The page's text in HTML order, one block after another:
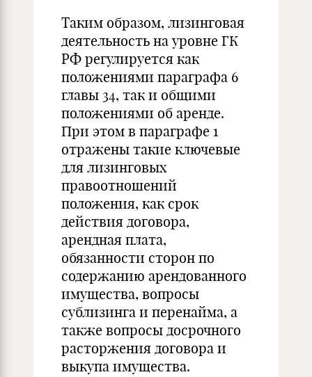
Таким образом, лизинговая
деятельность на уровне ГК
РФ регулируется как
положениями параграфа 6
главы 34, так и общими
положениями об аренде.
При этом в параграфе 1
отражены такие ключевые
для лизинговых
правоотношений
положения, как срок
действия договора,
арендная плата,
обязанности сторон по
содержанию арендованного
имущества, вопросы
сублизинга и перенайма, а
также вопросы досрочного
расторжения договора и
выкупа имущества.